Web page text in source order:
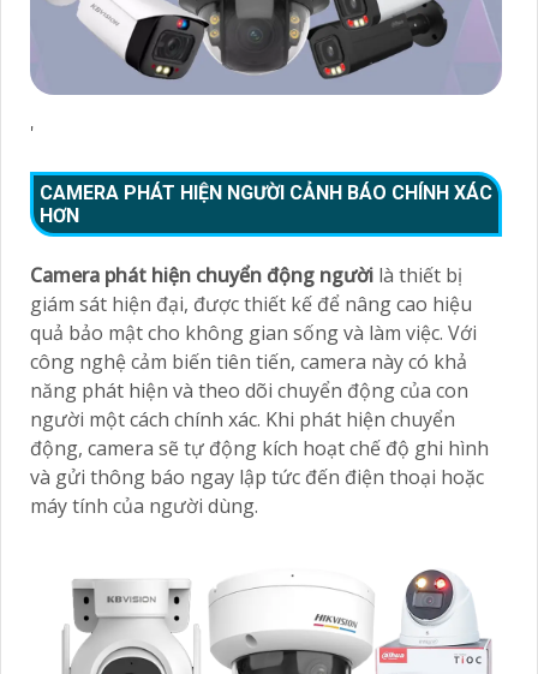
'
CAMERA PHÁT HIỆN NGƯỜI CẢNH BÁO CHÍNH XÁC
HƠN
Camera phát hiện chuyển động người là thiết bị
giám sát hiện đại, được thiết kế để nâng cao hiệu
quả bảo mật cho không gian sống và làm việc. Với
công nghệ cảm biến tiên tiến, camera này có khả
năng phát hiện và theo dõi chuyển động của con
người một cách chính xác. Khi phát hiện chuyển
động, camera sẽ tự động kích hoạt chế độ ghi hình
và gửi thông báo ngay lập tức đến điện thoại hoặc
máy tính của người dùng.